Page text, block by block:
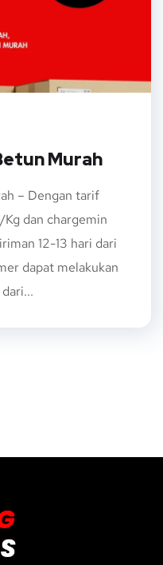
Murah
– Dengan tarif
dan chargemin
12-13 hari dari
dapat melakukan